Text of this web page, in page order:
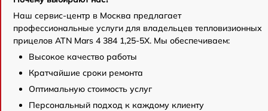
Наш сервис-центр в Москва предлагает
профессиональные услуги для владельцев тепловизионных
прицелов ATN Mars 4 384 1,25-5X. Мы обеспечиваем:
Высокое качество работы
Кратчайшие сроки ремонта
Оптимальную стоимость услуг
Персональный подход к каждому клиенту